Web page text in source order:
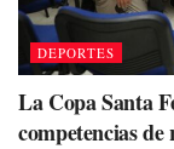
DEPORTES
La Copa Santa
competencias